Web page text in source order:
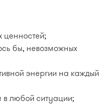
ценностей;
бы, невозможных
энергии на каждый
в любой ситуации;